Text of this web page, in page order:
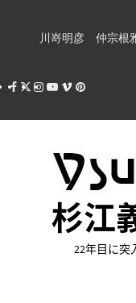
キ
川嵜明彦
仲宗根
Facebook
X Instagram
Youtube
VimeoPinterest
杉江
22年目に突